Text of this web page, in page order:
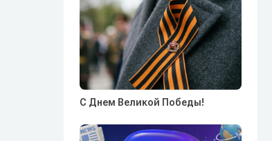
С Днем Великой Победы!